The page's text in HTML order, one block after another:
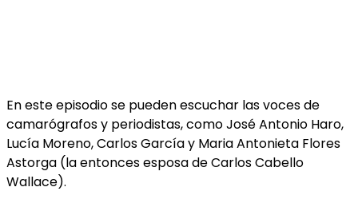
En este episodio se pueden escuchar las voces de
camarógrafos y periodistas, como José Antonio Haro,
Lucía Moreno, Carlos García y Maria Antonieta Flores
Astorga (la entonces esposa de Carlos Cabello
Wallace).